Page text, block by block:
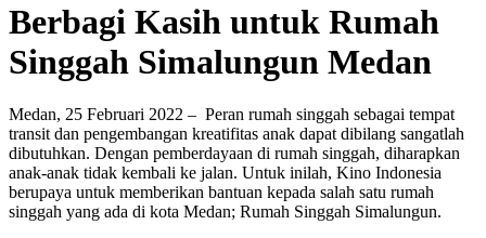
Berbagi Kasih untuk Rumah
Singgah Simalungun Medan
Medan, 25 Februari 2022 – Peran rumah singgah sebagai tempat
transit dan pengembangan kreatifitas anak dapat dibilang sangatlah
dibutuhkan. Dengan pemberdayaan di rumah singgah, diharapkan
anak-anak tidak kembali ke jalan. Untuk inilah, Kino Indonesia
berupaya untuk memberikan bantuan kepada salah satu rumah
singgah yang ada di kota Medan; Rumah Singgah Simalungun.